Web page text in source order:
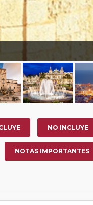
NO INCLUYE
NOTAS IMPORTANTES